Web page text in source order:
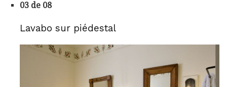
03 de 08
Lavabo sur piédestal